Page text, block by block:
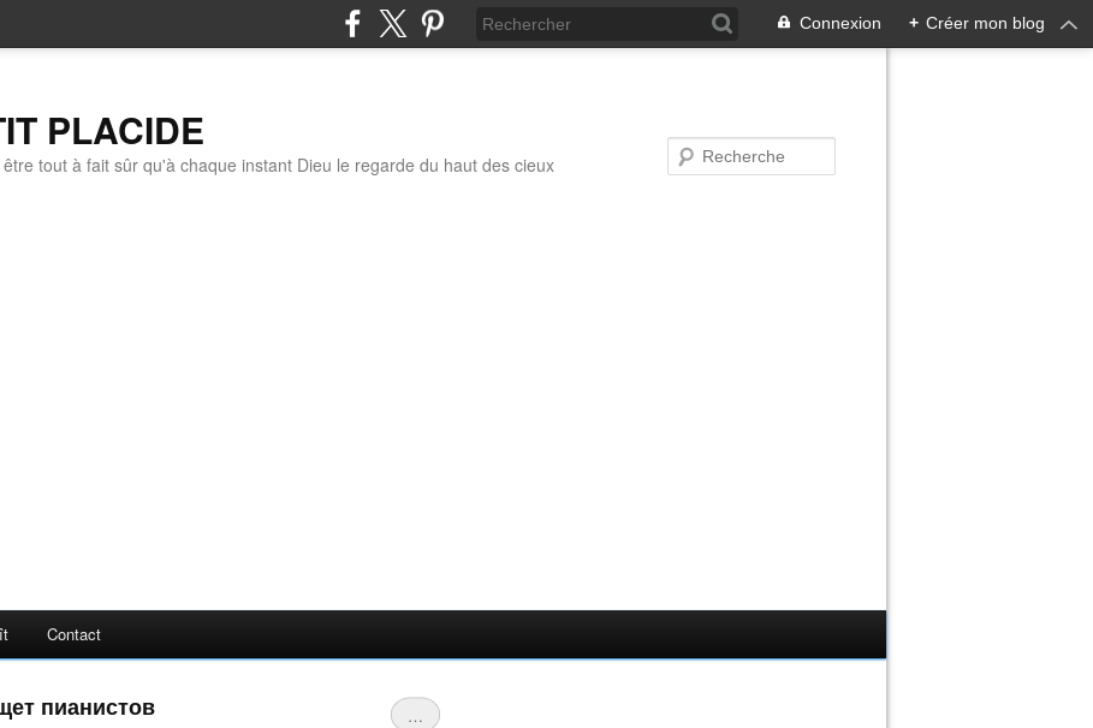
Connexion + Créer mon blog
PLACIDE
tout à fait sûr qu'à chaque instant Dieu le regarde du haut des cieux
Contact
…
пианистов